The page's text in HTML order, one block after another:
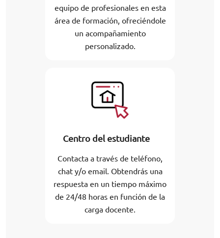
equipo de profesionales en esta
área de formación, ofreciéndole
un acompañamiento
personalizado.
Centro del estudiante
Contacta a través de teléfono,
chat y/o email. Obtendrás una
respuesta en un tiempo máximo
de 24/48 horas en función de la
carga docente.